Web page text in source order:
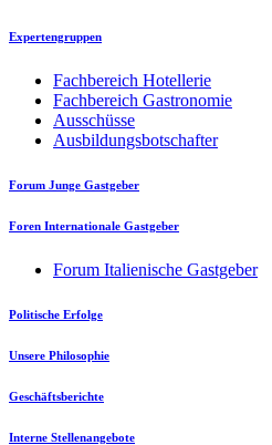
Expertengruppen
Fachbereich Hotellerie
Fachbereich Gastronomie
Ausschüsse
Ausbildungsbotschafter
Forum Junge Gastgeber
Foren Internationale Gastgeber
Forum Italienische Gastgeber
Politische Erfolge
Unsere Philosophie
Geschäftsberichte
Interne Stellenangebote